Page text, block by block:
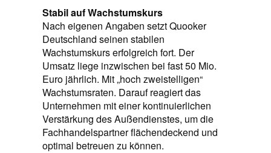
Stabil auf Wachstumskurs
Nach eigenen Angaben setzt Quooker
Deutschland seinen stabilen
Wachstumskurs erfolgreich fort. Der
Umsatz liege inzwischen bei fast 50 Mio.
Euro jährlich. Mit „hoch zweistelligen“
Wachstumsraten. Darauf reagiert das
Unternehmen mit einer kontinuierlichen
Verstärkung des Außendienstes, um die
Fachhandelspartner flächendeckend und
optimal betreuen zu können.